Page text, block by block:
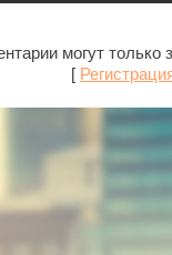
могут только
[